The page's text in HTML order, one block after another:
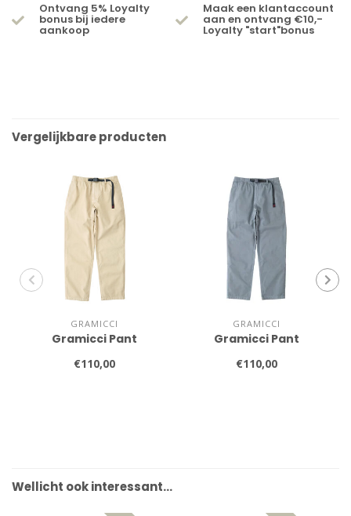
Ontvang 5% Loyalty
bonus bij iedere
aankoop
Maak een klantaccount
aan en ontvang €10,-
Loyalty "start"bonus
Vergelijkbare producten
GRAMICCI
Gramicci Pant
€110,00
GRAMICCI
Gramicci Pant
€110,00
Wellicht ook interessant…